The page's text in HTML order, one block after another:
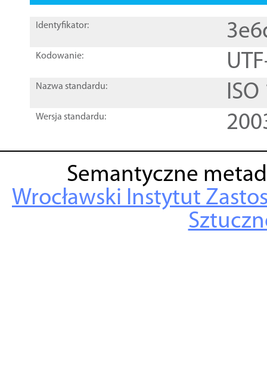
Identyfikator:
Kodowanie:
Nazwa standardu:
Wersja standardu:
Semantyczne
Wrocławski Instytut